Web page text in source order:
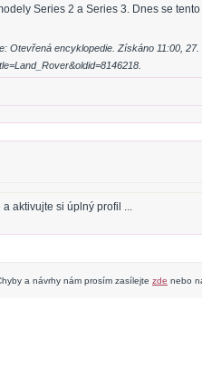
Series 2 a Series 3. Dnes se
Otevřená encyklopedie. Získáno 11:00, 27.
aktivujte si úplný profil ...
a návrhy nám prosím zasílejte zde nebo